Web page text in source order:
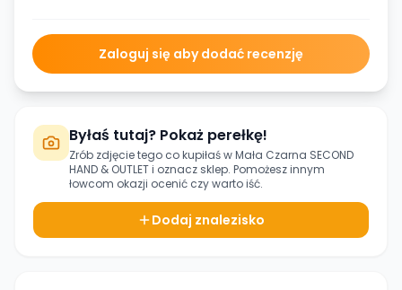
Zaloguj się aby dodać recenzję
Byłaś tutaj? Pokaż perełkę!
Zrób zdjęcie tego co kupiłaś wMała Czarna SECOND
HAND & OUTLETi oznacz sklep. Pomożesz innym
łowcom okazji ocenić czy warto iść.
Dodaj znalezisko